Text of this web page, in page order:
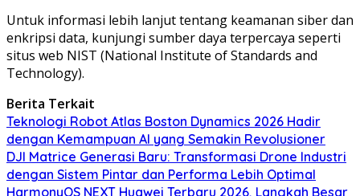
Untuk informasi lebih lanjut tentang keamanan siber dan
enkripsi data, kunjungi sumber daya terpercaya seperti
situs web NIST (National Institute of Standards and
Technology).
Berita Terkait
Teknologi Robot Atlas Boston Dynamics 2026 Hadir
dengan Kemampuan AI yang Semakin Revolusioner
DJI Matrice Generasi Baru: Transformasi Drone Industri
dengan Sistem Pintar dan Performa Lebih Optimal
HarmonyOS NEXT Huawei Terbaru 2026, Langkah Besar